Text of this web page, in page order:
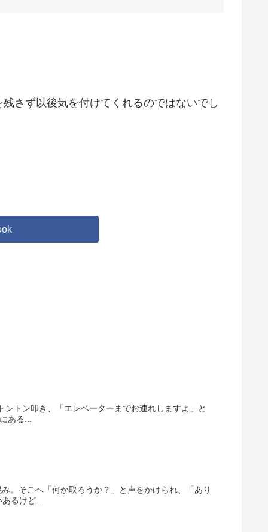
さず以後気を付けてくれるのではないでし
トン叩き、「エレベーターまでお連れしますよ」と
ある...
。そこへ「何か取ろうか？」と声をかけられ、「あり
るけど...